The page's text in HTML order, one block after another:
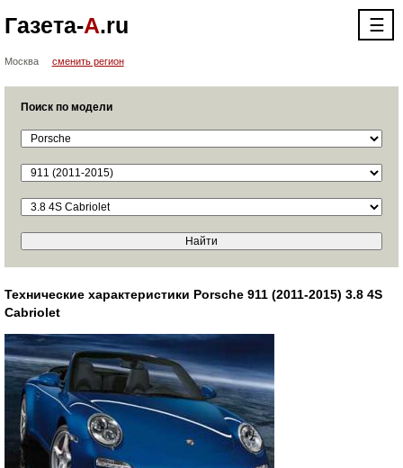
Газета-А.ru ☰
Москва сменить регион
Поиск по модели
Технические характеристики Porsche 911 (2011-2015) 3.8 4S
Cabriolet